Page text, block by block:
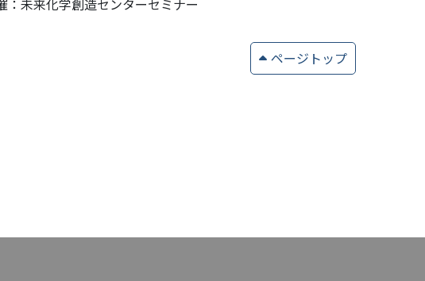
未来化学創造センターセミナー
ページトップ